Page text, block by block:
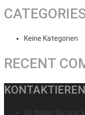
Keine Kategorien
RECENT
So finden Sie uns